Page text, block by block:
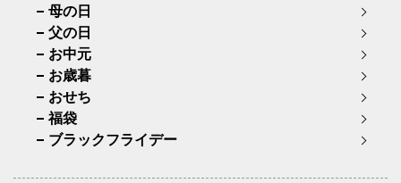
母の日
父の日
お中元
お歳暮
おせち
福袋
ブラックフライデー